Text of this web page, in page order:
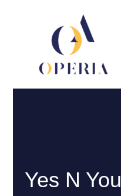
Yes N You